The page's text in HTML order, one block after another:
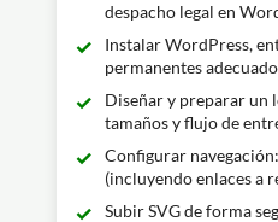
despacho legal en
Instalar WordPress,
permanentes
Diseñar y preparar un
tamaños y flujo de
Configurar
(incluyendo enlaces a
Subir SVG de forma